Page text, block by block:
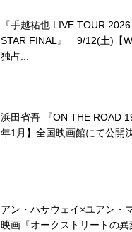
『手越祐也 LIVE TOUR
STAR FINAL』 9/12(土)【
独占...
浜田省吾 『ON THE ROAD
年1月】全国映画館にて公開
アン・ハサウェイ×ユアン・
映画『オークストリートの